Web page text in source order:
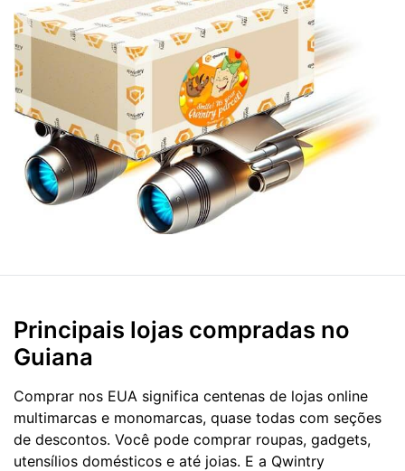
Principais lojas compradas no
Guiana
Comprar nos EUA significa centenas de lojas online
multimarcas e monomarcas, quase todas com seções
de descontos. Você pode comprar roupas, gadgets,
utensílios domésticos e até joias. E a Qwintry